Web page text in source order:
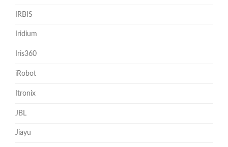
IRBIS
Iridium
Iris360
iRobot
Itronix
JBL
Jiayu